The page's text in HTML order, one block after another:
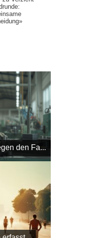
den Fa...